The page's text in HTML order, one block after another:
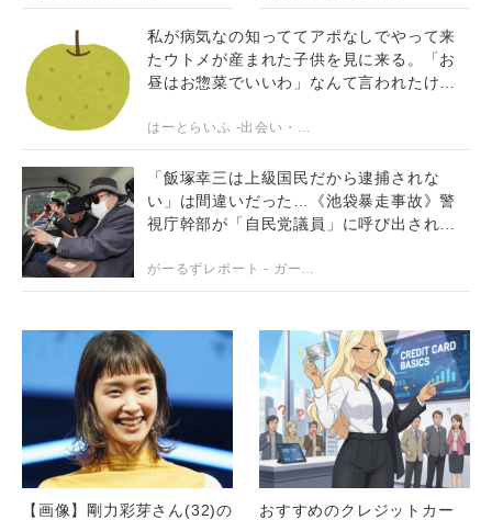
私が病気なの知っててアポなしでやって来
たウトメが産まれた子供を見に来る。「お
昼はお惣菜でいいわ」なんて言われたけど
はーとらいふ -出会い・子育て・生活系まとめ-
「飯塚幸三は上級国民だから逮捕されな
い」は間違いだった…《池袋暴走事故》警
視庁幹部が「自民党議員」に呼び出されて
がーるずレポート - ガールズちゃんねるまとめブログ
【画像】剛力彩芽さん(32)の
おすすめのクレジットカー